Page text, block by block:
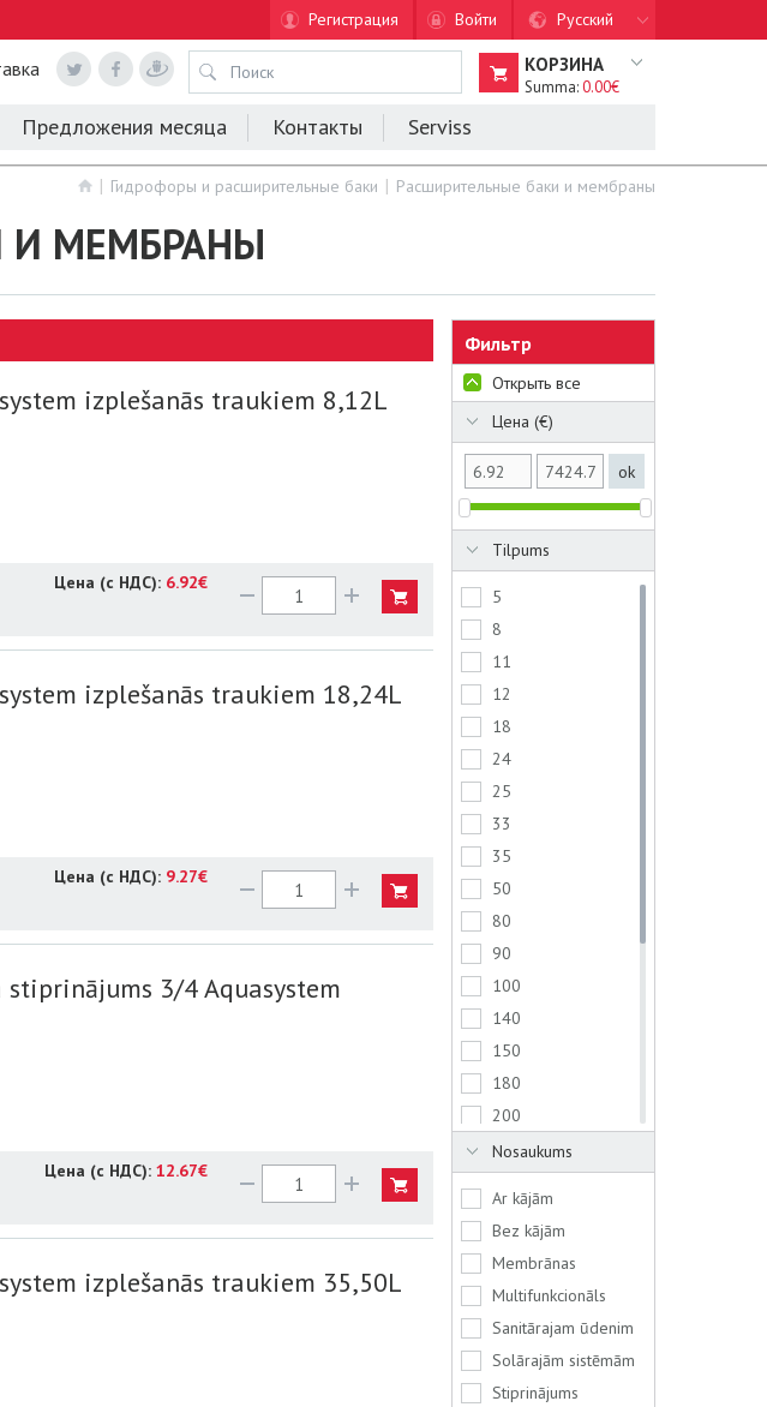
Регистрация Войти Русский
КОРЗИНА
Summa:0.00€
Предложения месяца Контакты Serviss
Гидрофоры и расширительные баки Расширительные баки и мембраны
И МЕМБРАНЫ
Фильтр
Открыть все
Цена (€)
ok
Tilpums
5
8
11
12
18
24
25
33
35
50
80
90
100
140
150
180
200
250
300
Nosaukums
Ar kājām
Bez kājām
Membrānas
Multifunkcionāls
Sanitārajam ūdenim
Solārajām sistēmām
Stiprinājums
izplešanās traukiem 8,12L
Цена (с НДС): 6.92€
izplešanās traukiem 18,24L
Цена (с НДС): 9.27€
stiprinājums 3/4 Aquasystem
Цена (с НДС): 12.67€
izplešanās traukiem 35,50L